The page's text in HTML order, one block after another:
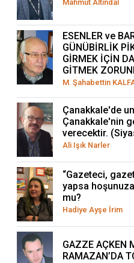
Mahmut Altındal
ESENLER ve
GÜNÜBİRLİK
GİRMEK İÇİN
GİTMEK
M. Şahabettin
Çanakkale'de
Çanakkale'nin
verecektir.
Ali Işık Narler
“Gazeteci,
yapsa
mu?
Hadiye Ayşe İrim
GAZZE AÇKEN
RAMAZAN’DA